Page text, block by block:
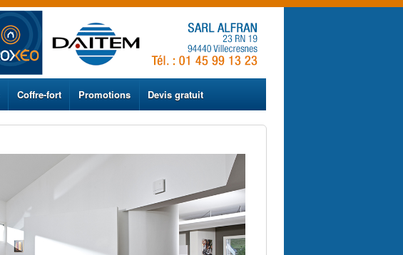
Coffre-fort Promotions Devis gratuit